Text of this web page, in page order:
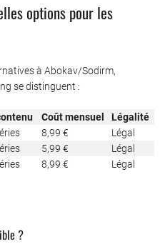
options pour les
à Abokav/Sodirm,
se distinguent :
Coût mensuel
Légalité
8,99 €
Légal
5,99 €
Légal
8,99 € Légal
?